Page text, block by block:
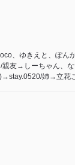
、ゆきえと、ぽん
友→しーちゃん、な
姉→立花